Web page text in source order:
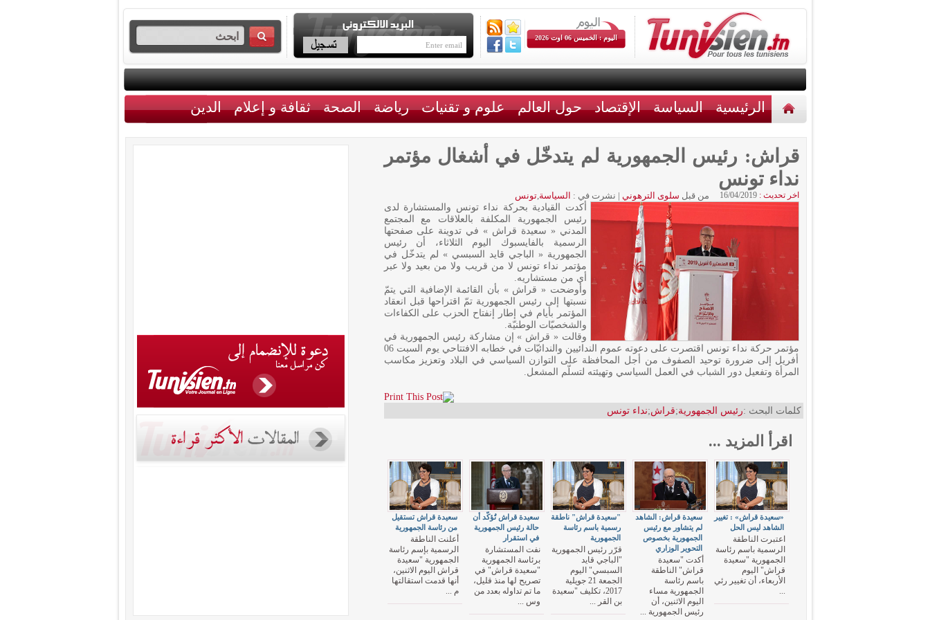
اليوم : الخميس 06 اوت 2026
الرئيسية السياسة الإقتصاد حول العالم علوم و تقنيات رياضة الصحة ثقافة و إعلام الدين
قراش: رئيس الجمهورية لم يتدخّل في أشغال مؤتمر
نداء تونس
اخر تحديث : 16/04/2019 من قبل سلوى الترهوني | نشرت في : السياسة,تونس
أكدت القيادية بحركة نداء تونس والمستشارة لدى
رئيس الجمهورية المكلفة بالعلاقات مع المجتمع
المدني « سعيدة قراش » في تدوينة على صفحتها
الرسمية بالفايسبوك اليوم الثلاثاء، أن رئيس
الجمهورية « الباجي قايد السبسي » لم يتدخّل في
مؤتمر نداء تونس لا من قريب ولا من بعيد ولا عبر
أي من مستشاريه.
وأوضحت « قراش » بأن القائمة الإضافية التي يتمّ
نسبتها إلى رئيس الجمهورية تمّ اقتراحها قبل انعقاد
المؤتمر بأيام في إطار إنفتاح الحزب على الكفاءات
والشخصيّات الوطنيّة.
وقالت « قراش » إن مشاركة رئيس الجمهورية في
مؤتمر حركة نداء تونس اقتصرت على دعوته عموم الندائيين والندائيّات في خطابه الافتتاحي يوم السبت 06
أفريل إلى ضرورة توحيد الصفوف من أجل المحافظة على التوازن السياسي في البلاد وتعزيز مكاسب
المرأة وتفعيل دور الشباب في العمل السياسي وتهيئته لتسلّم المشعل.
كلمات البحث :رئيس الجمهورية;قراش;نداء تونس
اقرأ المزيد ...
سعيدة قراش تستقيل
من رئاسة الجمهورية
أعلنت الناطقة
الرسمية بإسم رئاسة
الجمهورية "سعيدة
قراش اليوم الاثنين،
أنها قدمت استقالتها
م ...
سعيدة قراش تُؤكّد أن
حالة رئيس الجمهورية
في استقرار
نفت المستشارة
برئاسة الجمهورية
"سعيدة قراش" في
تصريح لها منذ قليل،
ما تم تداوله بعدد من
وس ...
"سعيدة قراش" ناطقة
رسمية باسم رئاسة
الجمهورية
قرّر رئيس الجمهورية
"الباجي قايد
السبسي" اليوم
الجمعة 21 جويلية
2017، تكليف "سعيدة
بن القر ...
سعيدة قراش: الشاهد
لم يتشاور مع رئيس
الجمهورية بخصوص
التحوير الوزاري
أكدت "سعيدة
قراش" الناطقة
باسم رئاسة
الجمهورية مساء
اليوم الاثنين، أن
رئيس الجمهورية ...
«سعيدة قراش» : تغيير
الشاهد ليس الحل
اعتبرت الناطقة
الرسمية باسم رئاسة
الجمهورية "سعيدة
قراش" اليوم
الأربعاء، أن تغيير رئي
...